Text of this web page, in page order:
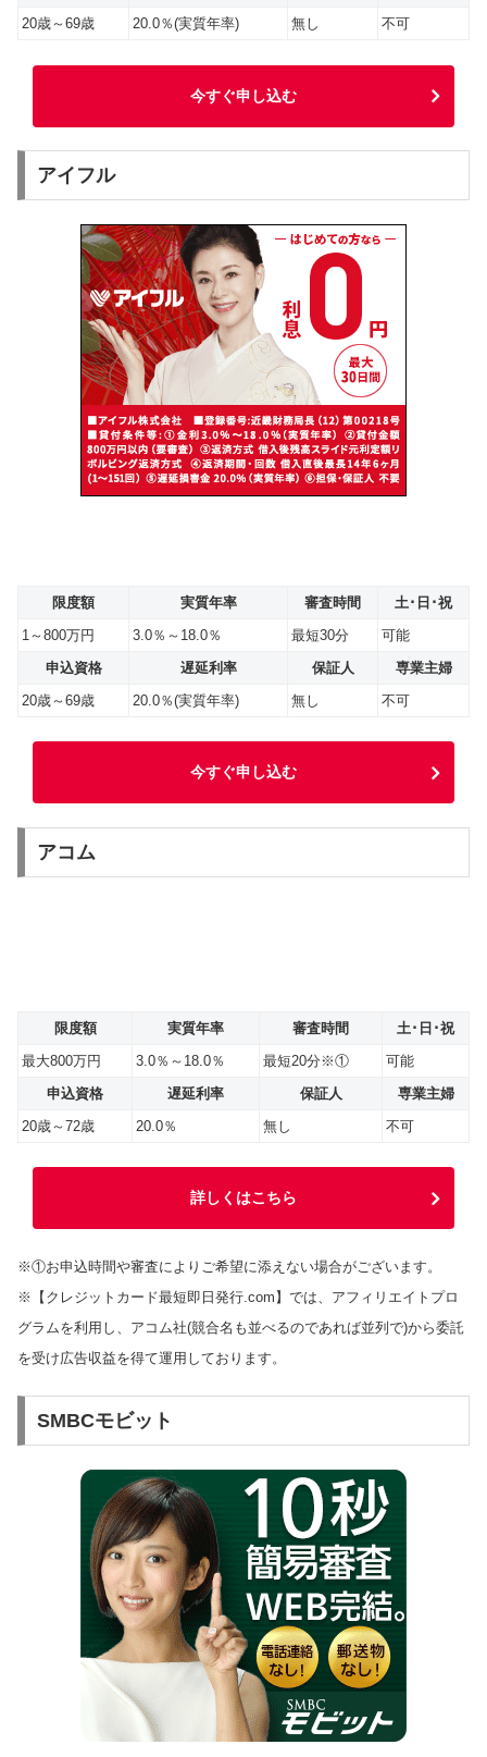
20歳～69歳 20.0％(実質年率) 無し 不可
今すぐ申し込む
アイフル
限度額 実質年率 審査時間
土･日･祝
1～800万円
3.0％～18.0％ 最短30分
可能
申込資格
遅延利率 保証人
専業主婦
20歳～69歳
20.0％(実質年率) 無し 不可
今すぐ申し込む
アコム
限度額 実質年率 審査時間
土･日･祝
最大800万円
3.0％～18.0％ 最短20分※①
可能
申込資格
遅延利率 保証人
専業主婦
20歳～72歳
20.0％ 無し 不可
詳しくはこちら
※①お申込時間や審査によりご希望に添えない場合がございます。
※【クレジットカード最短即日発行.com】では、アフィリエイトプロ
グラムを利用し、アコム社(競合名も並べるのであれば並列で)から委託
を受け広告収益を得て運用しております。
SMBCモビット